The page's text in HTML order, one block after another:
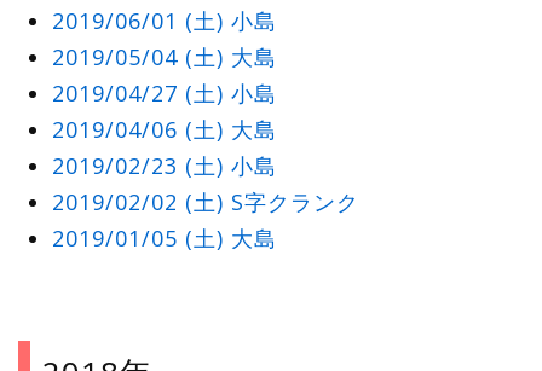
2019/06/01 (土) 小島
2019/05/04 (土) 大島
2019/04/27 (土) 小島
2019/04/06 (土) 大島
2019/02/23 (土) 小島
2019/02/02 (土) S字クランク
2019/01/05 (土) 大島